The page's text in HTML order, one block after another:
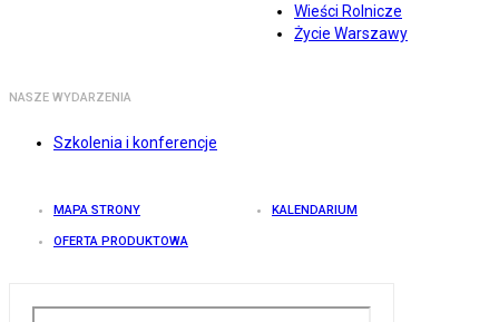
Wieści Rolnicze
Życie Warszawy
NASZE WYDARZENIA
Szkolenia i konferencje
MAPA STRONY KALENDARIUM
OFERTA PRODUKTOWA